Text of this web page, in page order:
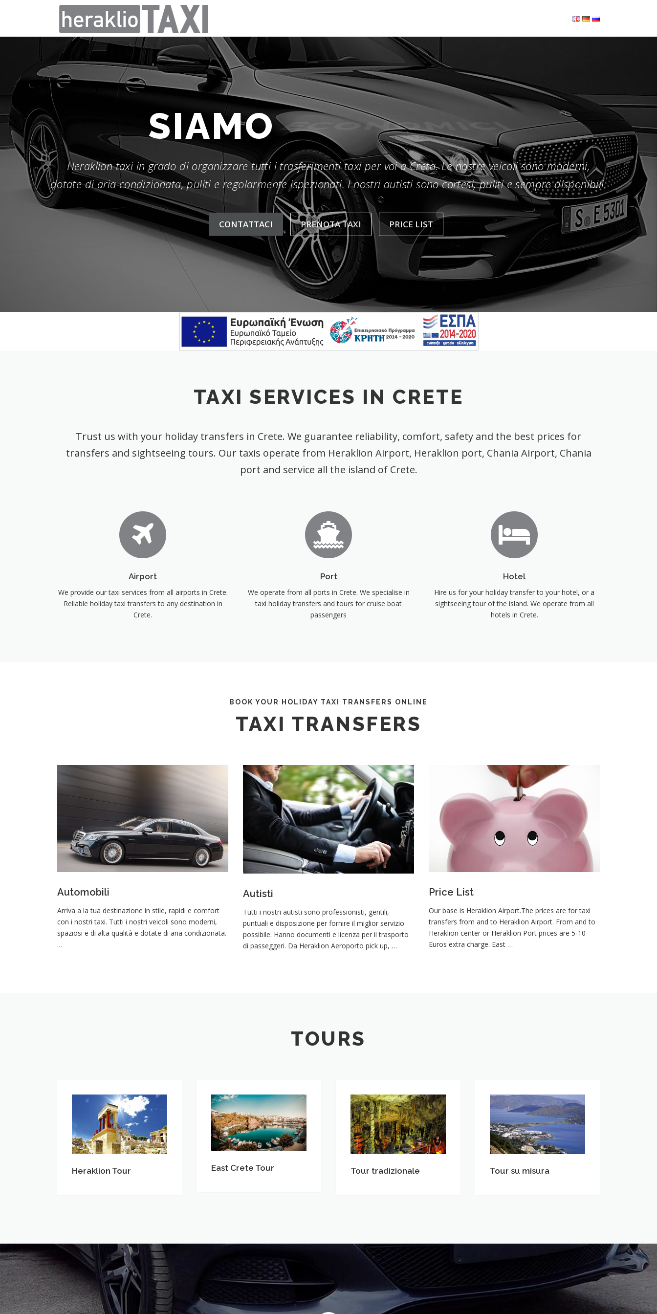
SIAMOECONOMICI
Heraklion taxi in grado di organizzare tutti i trasferimenti taxi per voi a Creta. Le nostre veicoli sono moderni,
dotate di aria condizionata, puliti e regolarmente ispezionati. I nostri autisti sono cortesi, puliti e sempre disponibili.
CONTATTACI PRENOTA TAXI PRICE LIST
TAXI SERVICES IN CRETE
Trust us with your holiday transfers in Crete. We guarantee reliability, comfort, safety and the best prices for
transfers and sightseeing tours. Our taxis operate from Heraklion Airport, Heraklion port, Chania Airport, Chania
port and service all the island of Crete.
Airport
We provide our taxi services from all airports in Crete.
Reliable holiday taxi transfers to any destination in
Crete.
Port
We operate from all ports in Crete. We specialise in
taxi holiday transfers and tours for cruise boat
passengers
Hotel
Hire us for your holiday transfer to your hotel, or a
sightseeing tour of the island. We operate from all
hotels in Crete.
BOOK YOUR HOLIDAY TAXI TRANSFERS ONLINE
TAXI TRANSFERS
Automobili
Arriva a la tua destinazione in stile, rapidi e comfort
con i nostri taxi. Tutti i nostri veicoli sono moderni,
spaziosi e di alta qualità e dotate di aria condizionata.
…
Autisti
Tutti i nostri autisti sono professionisti, gentili,
puntuali e disposizione per fornire il miglior servizio
possibile. Hanno documenti e licenza per il trasporto
di passeggeri. Da Heraklion Aeroporto pick up, …
Price List
Our base is Heraklion Airport.The prices are for taxi
transfers from and to Heraklion Airport. From and to
Heraklion center or Heraklion Port prices are 5-10
Euros extra charge. East …
TOURS
Heraklion
Heraklion Tour
East
Crete
Tour
East Crete Tour
Tour
tradizionale
Tour tradizionale
Tour
su
misura
Tour su misura